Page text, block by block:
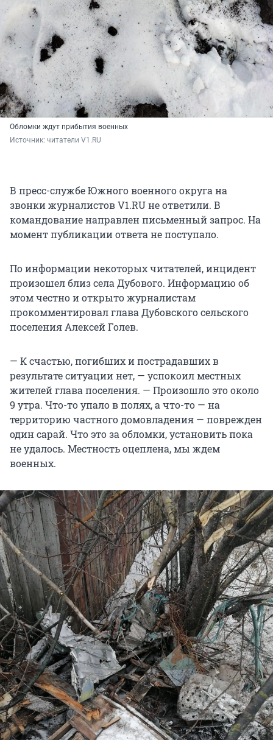
Обломки ждут прибытия военных
Источник: читатели V1.RU
В пресс-службе Южного военного округа на
звонки журналистов V1.RU не ответили. В
командование направлен письменный запрос. На
момент публикации ответа не поступало.
По информации некоторых читателей, инцидент
произошел близ села Дубового. Информацию об
этом честно и открыто журналистам
прокомментировал глава Дубовского сельского
поселения Алексей Голев.
— К счастью, погибших и пострадавших в
результате ситуации нет, — успокоил местных
жителей глава поселения. — Произошло это около
9 утра. Что-то упало в полях, а что-то — на
территорию частного домовладения — поврежден
один сарай. Что это за обломки, установить пока
не удалось. Местность оцеплена, мы ждем
военных.